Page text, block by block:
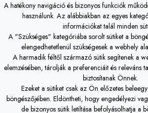
Fines Finium Studio Kft.iroda -
H-1119 Budapest, Etele út 26/74.
+36 20 - 508 0878
iroda@ffstudio.hu
Fines Finium Studio Kft. iroda -Tét
A hatékony navigáció és bizonyos funkciók
használunk. Az alábbiakban az egyes
információkat talál minden
A "Szükséges" kategóriába sorolt sütiket a
elengedhetetlenül szükségesek a webhely
A harmadik féltől származó sütik segítenek a
elemzésében, tárolják a preferenciáit és releváns
biztosítanak Önnek.
Ezeket a sütiket csak az Ön előzetes
böngészőjében. Eldöntheti, hogy engedélyezi
de bizonyos sütik letiltása befolyásolhatja a